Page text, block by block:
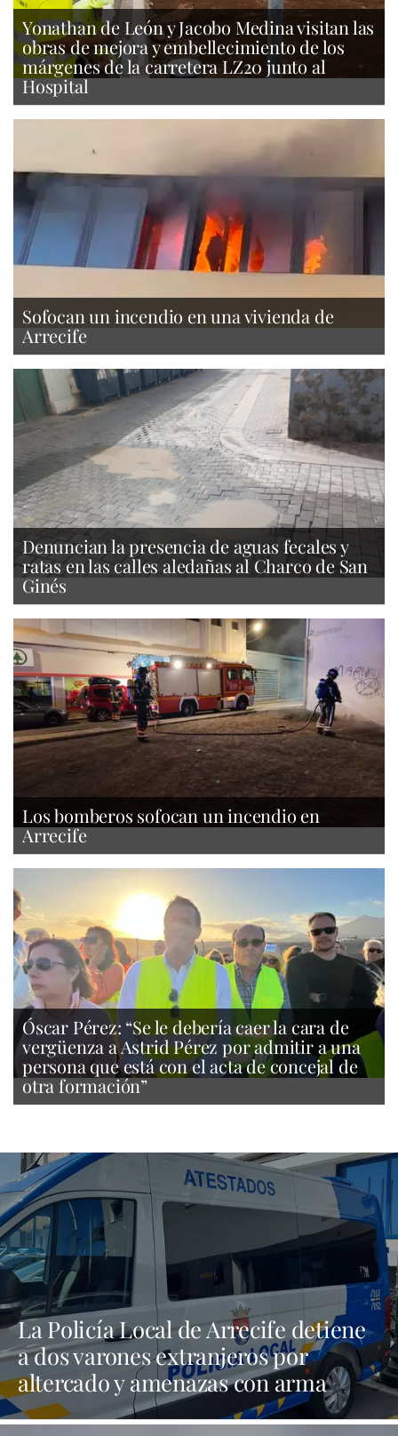
Yonathan de León y Jacobo Medina visitan las
obras de mejora y embellecimiento de los
márgenes de la carretera LZ20 junto al
Hospital
Sofocan un incendio en una vivienda de
Arrecife
Denuncian la presencia de aguas fecales y
ratas en las calles aledañas al Charco de San
Ginés
Los bomberos sofocan un incendio en
Arrecife
Óscar Pérez: “Se le debería caer la cara de
vergüenza a Astrid Pérez por admitir a una
persona que está con el acta de concejal de
otra formación”
La Policía Local de Arrecife detiene
a dos varones extranjeros por
altercado y amenazas con arma
blanca